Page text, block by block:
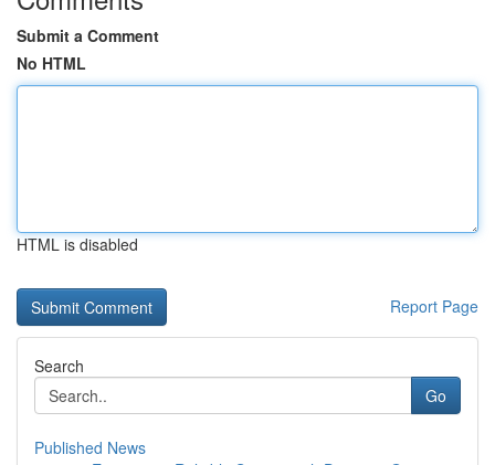
Submit a Comment
No HTML
HTML is disabled
Report Page
Search
Go
Published News